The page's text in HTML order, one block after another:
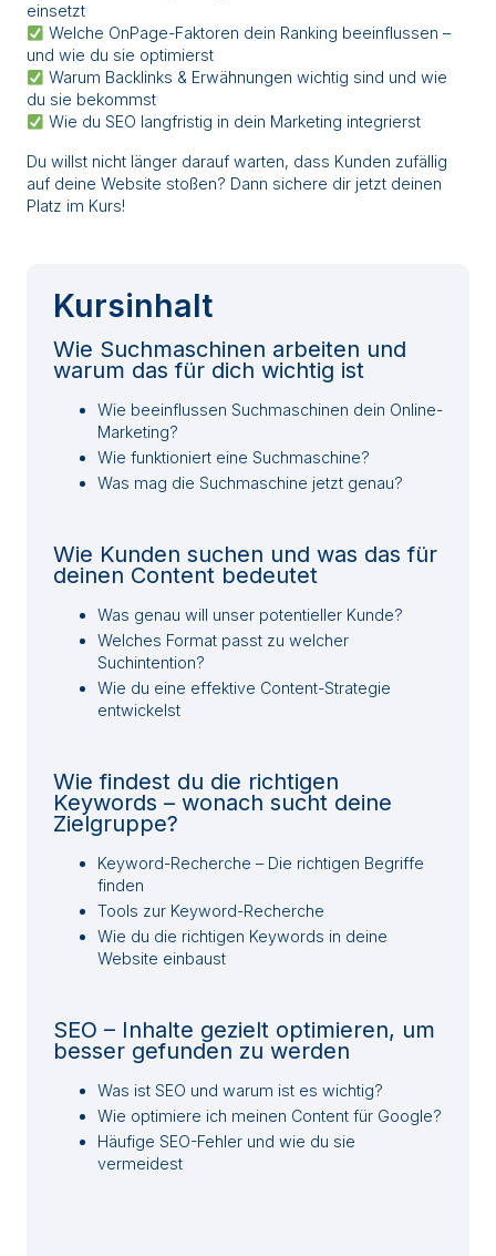
einsetzt
Welche OnPage-Faktoren dein Ranking beeinflussen –
und wie du sie optimierst
Warum Backlinks & Erwähnungen wichtig sind und wie
du sie bekommst
Wie du SEO langfristig in dein Marketing integrierst
Du willst nicht länger darauf warten, dass Kunden zufällig
auf deine Website stoßen? Dann sichere dir jetzt deinen
Platz im Kurs!
Kursinhalt
Wie Suchmaschinen arbeiten und
warum das für dich wichtig ist
Wie beeinflussen Suchmaschinen dein Online-
Marketing?
Wie funktioniert eine Suchmaschine?
Was mag die Suchmaschine jetzt genau?
Wie Kunden suchen und was das für
deinen Content bedeutet
Was genau will unser potentieller Kunde?
Welches Format passt zu welcher
Suchintention?
Wie du eine effektive Content-Strategie
entwickelst
Wie findest du die richtigen
Keywords – wonach sucht deine
Zielgruppe?
Keyword-Recherche – Die richtigen Begriffe
finden
Tools zur Keyword-Recherche
Wie du die richtigen Keywords in deine
Website einbaust
SEO – Inhalte gezielt optimieren, um
besser gefunden zu werden
Was ist SEO und warum ist es wichtig?
Wie optimiere ich meinen Content für Google?
Häufige SEO-Fehler und wie du sie
vermeidest